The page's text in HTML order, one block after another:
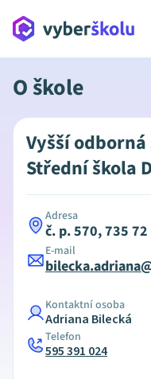
O škole
Vyšší odborná
Střední škola
Adresa
č. p. 570, 735
E-mail
Kontaktní osoba
Adriana Bilecká
Telefon
595 391 024